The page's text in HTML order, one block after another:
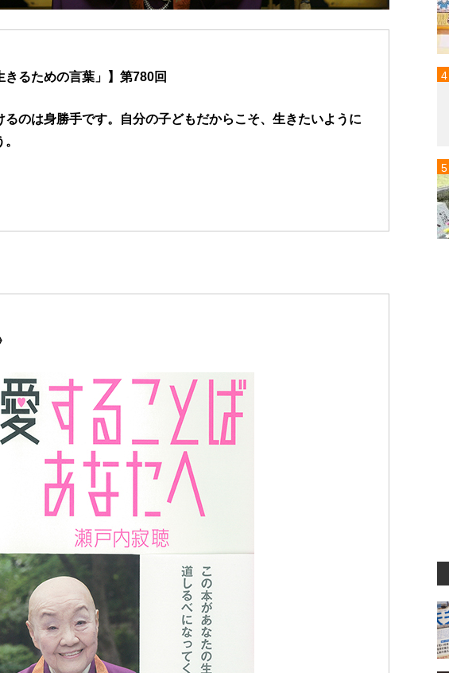
きるための言葉」】第780回
るのは身勝手です。自分の子どもだからこそ、生きたいように